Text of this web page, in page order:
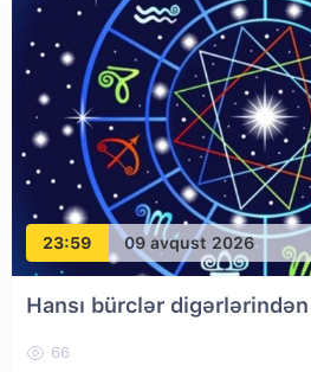
23:59 09 avqust 2026
Hansı bürclər
66